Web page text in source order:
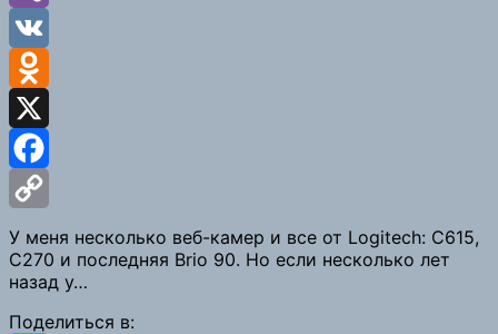
Viber
VK
Odnoklassniki
X
Facebook
Copy
Link
У меня несколько веб-камер и все от Logitech: C615,
C270 и последняя Brio 90. Но если несколько лет
назад у…
Поделиться в: